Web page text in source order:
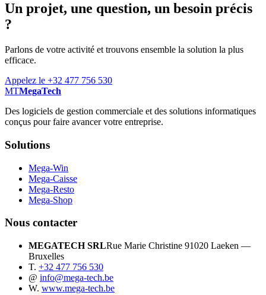
Un projet, une question, un besoin précis
?
Parlons de votre activité et trouvons ensemble la solution la plus
efficace.
Appelez le +32 477 756 530
MTMegaTech
Des logiciels de gestion commerciale et des solutions informatiques
conçus pour faire avancer votre entreprise.
Solutions
Mega-Win
Mega-Caisse
Mega-Resto
Mega-Shop
Nous contacter
MEGATECH SRLRue Marie Christine 91020 Laeken —
Bruxelles
T. +32 477 756 530
@ info@mega-tech.be
W. www.mega-tech.be